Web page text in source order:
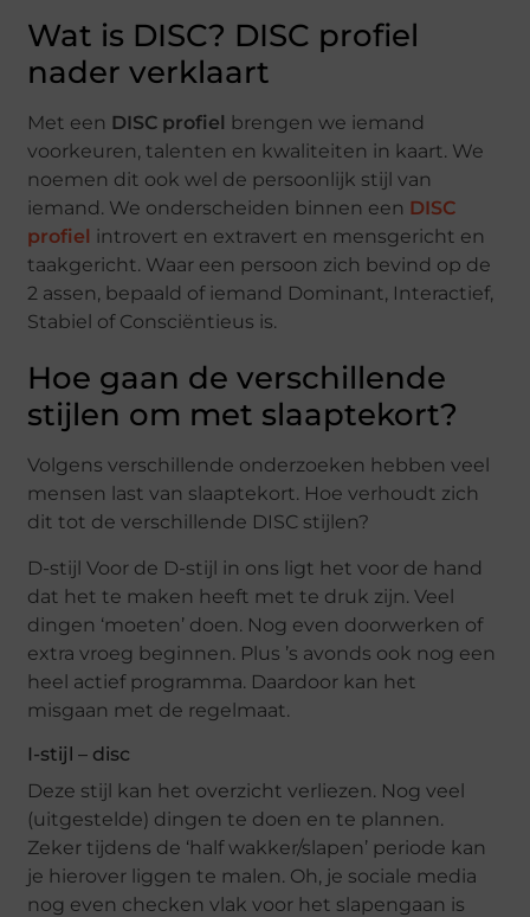
Wat is DISC? DISC profiel
nader verklaart
Met een DISC profiel
brengen we iemand
voorkeuren, talenten en kwaliteiten in kaart. We
noemen dit ook wel de persoonlijk stijl van
iemand. We onderscheiden binnen een DISC
profiel
introvert en extravert en mensgericht en
taakgericht. Waar een persoon zich bevind op de
2 assen, bepaald of iemand Dominant, Interactief,
Stabiel of Consciëntieus is.
Hoe gaan de verschillende
stijlen om met slaaptekort?
Volgens verschillende onderzoeken hebben veel
mensen last van slaaptekort. Hoe verhoudt zich
dit tot de verschillende DISC stijlen?
D-stijl Voor de D-stijl in ons ligt het voor de hand
dat het te maken heeft met te druk zijn. Veel
dingen ‘moeten’ doen. Nog even doorwerken of
extra vroeg beginnen. Plus ’s avonds ook nog een
heel actief programma. Daardoor kan het
misgaan met de regelmaat.
I-stijl – disc
Deze stijl kan het overzicht verliezen. Nog veel
(uitgestelde) dingen te doen en te plannen.
Zeker tijdens de ‘half wakker/slapen’ periode kan
je hierover liggen te malen. Oh, je sociale media
nog even checken vlak voor het slapengaan is